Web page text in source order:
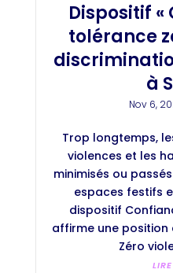
Dispositif «
tolérance
à
Nov 6,
Trop longtemps,
violences et les
minimisés ou
espaces festifs
dispositif
affirme une position
Zéro